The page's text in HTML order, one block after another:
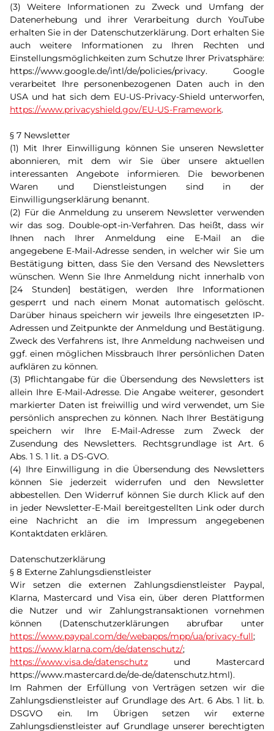
(3) Weitere Informationen zu Zweck und Umfang der
Datenerhebung und ihrer Verarbeitung durch YouTube
erhalten Sie in der Datenschutzerklärung. Dort erhalten Sie
auch weitere Informationen zu Ihren Rechten und
Einstellungsmöglichkeiten zum Schutze Ihrer Privatsphäre:
https://www.google.de/intl/de/policies/privacy. Google
verarbeitet Ihre personenbezogenen Daten auch in den
USA und hat sich dem EU-US-Privacy-Shield unterworfen,
https://www.privacyshield.gov/EU-US-Framework.
§ 7 Newsletter
(1) Mit Ihrer Einwilligung können Sie unseren Newsletter
abonnieren, mit dem wir Sie über unsere aktuellen
interessanten Angebote informieren. Die beworbenen
Waren und Dienstleistungen sind in der
Einwilligungserklärung benannt.
(2) Für die Anmeldung zu unserem Newsletter verwenden
wir das sog. Double-opt-in-Verfahren. Das heißt, dass wir
Ihnen nach Ihrer Anmeldung eine E-Mail an die
angegebene E-Mail-Adresse senden, in welcher wir Sie um
Bestätigung bitten, dass Sie den Versand des Newsletters
wünschen. Wenn Sie Ihre Anmeldung nicht innerhalb von
[24 Stunden] bestätigen, werden Ihre Informationen
gesperrt und nach einem Monat automatisch gelöscht.
Darüber hinaus speichern wir jeweils Ihre eingesetzten IP-
Adressen und Zeitpunkte der Anmeldung und Bestätigung.
Zweck des Verfahrens ist, Ihre Anmeldung nachweisen und
ggf. einen möglichen Missbrauch Ihrer persönlichen Daten
aufklären zu können.
(3) Pflichtangabe für die Übersendung des Newsletters ist
allein Ihre E-Mail-Adresse. Die Angabe weiterer, gesondert
markierter Daten ist freiwillig und wird verwendet, um Sie
persönlich ansprechen zu können. Nach Ihrer Bestätigung
speichern wir Ihre E-Mail-Adresse zum Zweck der
Zusendung des Newsletters. Rechtsgrundlage ist Art. 6
Abs. 1 S. 1 lit. a DS-GVO.
(4) Ihre Einwilligung in die Übersendung des Newsletters
können Sie jederzeit widerrufen und den Newsletter
abbestellen. Den Widerruf können Sie durch Klick auf den
in jeder Newsletter-E-Mail bereitgestellten Link oder durch
eine Nachricht an die im Impressum angegebenen
Kontaktdaten erklären.
Datenschutzerklärung
§ 8 Externe Zahlungsdienstleister
Wir setzen die externen Zahlungsdienstleister Paypal,
Klarna, Mastercard und Visa ein, über deren Plattformen
die Nutzer und wir Zahlungstransaktionen vornehmen
können (Datenschutzerklärungen abrufbar unter
https://www.paypal.com/de/webapps/mpp/ua/privacy-full;
https://www.klarna.com/de/datenschutz/;
https://www.visa.de/datenschutz und Mastercard
https://www.mastercard.de/de-de/datenschutz.html).
Im Rahmen der Erfüllung von Verträgen setzen wir die
Zahlungsdienstleister auf Grundlage des Art. 6 Abs. 1 lit. b.
DSGVO ein. Im Übrigen setzen wir externe
Zahlungsdienstleister auf Grundlage unserer berechtigten